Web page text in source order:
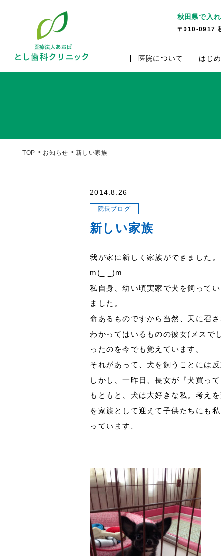
秋田県で入
〒010-0917
医院について はじ
TOP お知らせ 新しい家族
院長ブログ
2014.8.26
新しい家族
我が家に新しく家族ができました
m(_ _)m
私自身、幼い頃実家で犬を飼って
ました。
命あるものですから当然、天に召さ
わかってはいるものの彼女(メスで
ったのを今でも覚えています。
それがあって、犬を飼うことには反
しかし、一昨日、長女が『犬買っ
もともと、犬は大好きな私。考え
を家族として迎えて子供たちにも
っています。